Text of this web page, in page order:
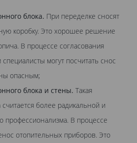
блока. При переделке сносят
коробку. Это хорошее решение
В процессе согласования
могут посчитать снос
опасным;
блока и стены. Такая
более радикальной и
профессионализма. В процессе
отопительных приборов. Это